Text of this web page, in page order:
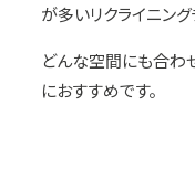
が多いリクライニング
どんな空間にも合わ
におすすめです。